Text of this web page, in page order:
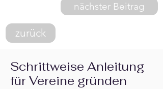
nächster Beitrag
zurück
Schrittweise Anleitung
für Vereine gründen